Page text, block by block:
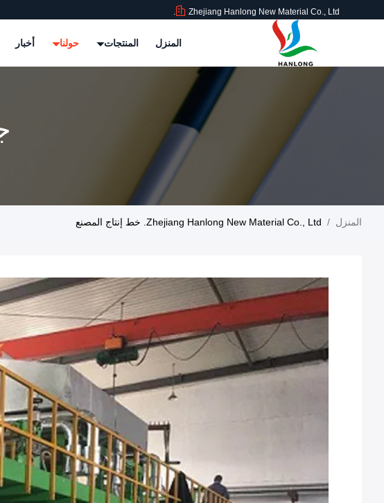
Zhejiang Hanlong New Material Co., Ltd.
المنزل المنتجات حولنا أخبار
المنزل / Zhejiang Hanlong New Material Co., Ltd. خط إنتاج المصنع